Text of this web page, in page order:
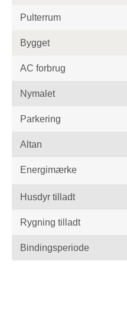
Pulterrum
Bygget
AC forbrug
Nymalet
Parkering
Altan
Energimærke
Husdyr tilladt
Rygning tilladt
Bindingsperiode